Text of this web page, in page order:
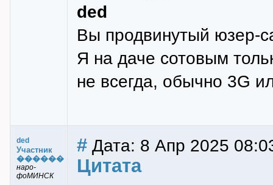
ded
Вы продвинутый юзер-
Я на даче сотовым
не всегда, обычно 3G
ded
Участник
������
наро-
фоМИНСК
# Дата: 8 Апр 2025
Цитата